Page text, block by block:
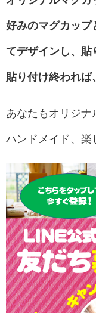
好みのマグカップ
てデザインし、貼
貼り付け終われば
あなたもオリジナ
ハンドメイド、楽